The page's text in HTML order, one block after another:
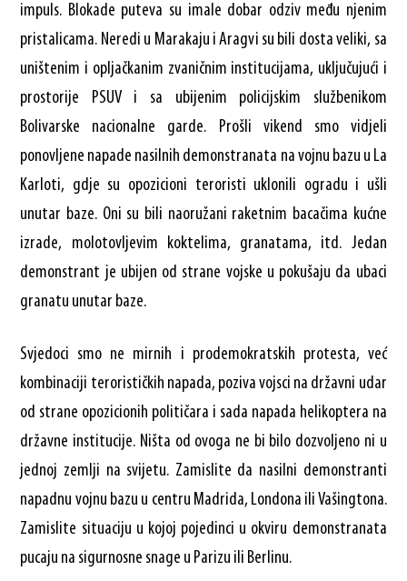
impuls. Blokade puteva su imale dobar odziv među njenim
pristalicama. Neredi u Marakaju i Aragvi su bili dosta veliki, sa
uništenim i opljačkanim zvaničnim institucijama, uključujući i
prostorije PSUV i sa ubijenim policijskim službenikom
Bolivarske nacionalne garde. Prošli vikend smo vidjeli
ponovljene napade nasilnih demonstranata na vojnu bazu u La
Karloti, gdje su opozicioni teroristi uklonili ogradu i ušli
unutar baze. Oni su bili naoružani raketnim bacačima kućne
izrade, molotovljevim koktelima, granatama, itd. Jedan
demonstrant je ubijen od strane vojske u pokušaju da ubaci
granatu unutar baze.
Svjedoci smo ne mirnih i prodemokratskih protesta, već
kombinaciji terorističkih napada, poziva vojsci na državni udar
od strane opozicionih političara i sada napada helikoptera na
državne institucije. Ništa od ovoga ne bi bilo dozvoljeno ni u
jednoj zemlji na svijetu. Zamislite da nasilni demonstranti
napadnu vojnu bazu u centru Madrida, Londona ili Vašingtona.
Zamislite situaciju u kojoj pojedinci u okviru demonstranata
pucaju na sigurnosne snage u Parizu ili Berlinu.